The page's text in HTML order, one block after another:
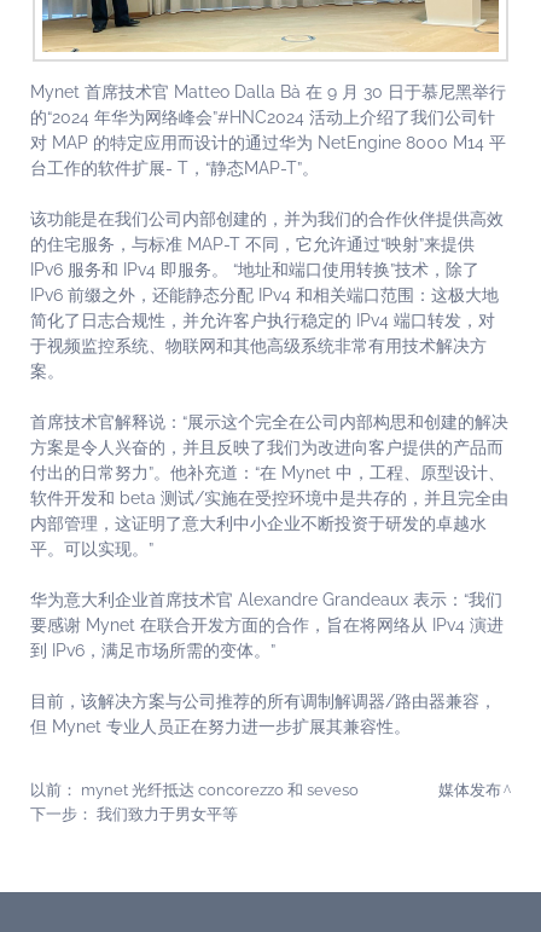
Mynet 首席技术官 Matteo Dalla Bà 在 9 月 30 日于慕尼黑举行
的“2024 年华为网络峰会”#HNC2024 活动上介绍了我们公司针
对 MAP 的特定应用而设计的通过华为 NetEngine 8000 M14 平
台工作的软件扩展- T，“静态MAP-T”。
该功能是在我们公司内部创建的，并为我们的合作伙伴提供高效
的住宅服务，与标准 MAP-T 不同，它允许通过“映射”来提供
IPv6 服务和 IPv4 即服务。 “地址和端口使用转换”技术，除了
IPv6 前缀之外，还能静态分配 IPv4 和相关端口范围：这极大地
简化了日志合规性，并允许客户执行稳定的 IPv4 端口转发，对
于视频监控系统、物联网和其他高级系统非常有用技术解决方
案。
首席技术官解释说：“展示这个完全在公司内部构思和创建的解决
方案是令人兴奋的，并且反映了我们为改进向客户提供的产品而
付出的日常努力”。他补充道：“在 Mynet 中，工程、原型设计、
软件开发和 beta 测试/实施在受控环境中是共存的，并且完全由
内部管理，这证明了意大利中小企业不断投资于研发的卓越水
平。可以实现。”
华为意大利企业首席技术官 Alexandre Grandeaux 表示：“我们
要感谢 Mynet 在联合开发方面的合作，旨在将网络从 IPv4 演进
到 IPv6，满足市场所需的变体。”
目前，该解决方案与公司推荐的所有调制解调器/路由器兼容，
但 Mynet 专业人员正在努力进一步扩展其兼容性。
以前： mynet 光纤抵达 concorezzo 和 seveso
下一步： 我们致力于男女平等
媒体发布